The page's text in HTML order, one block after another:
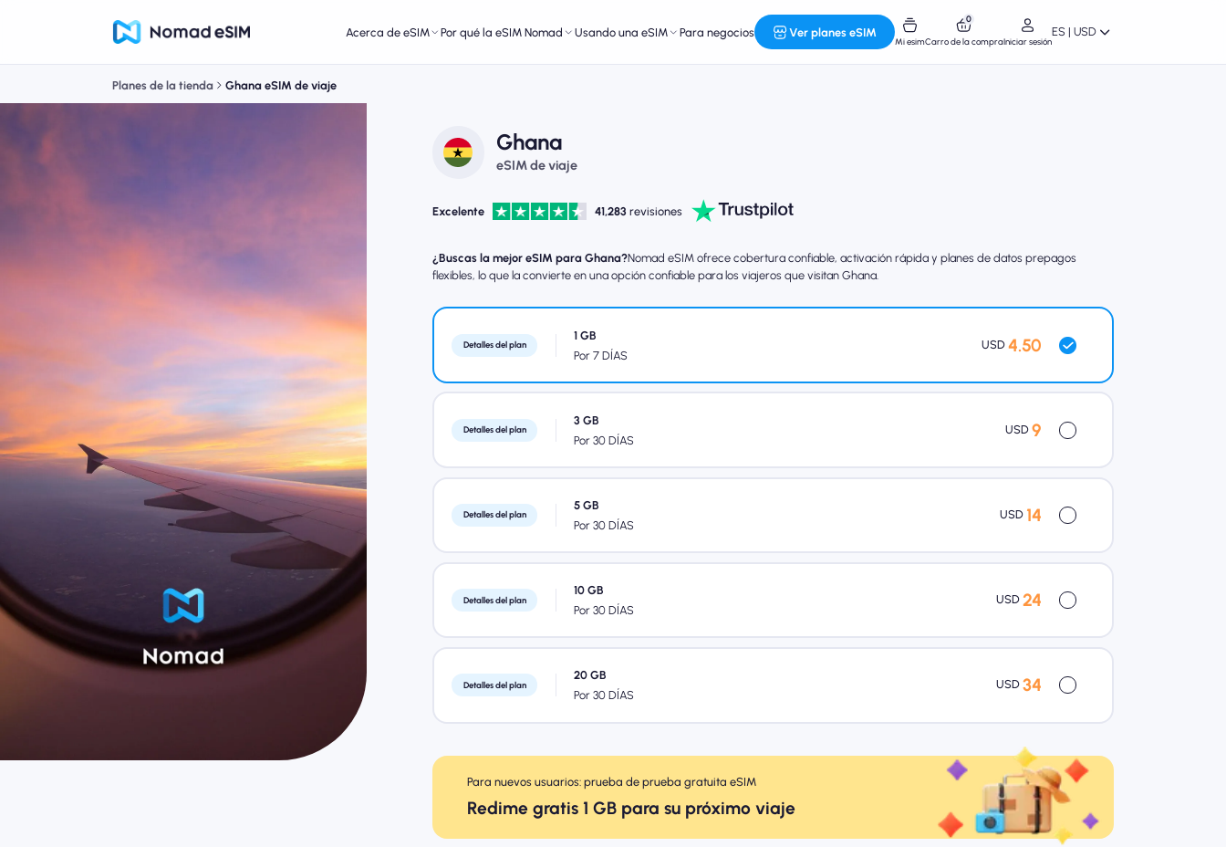
Acerca de eSIM Por qué la eSIM Nomad Usando una eSIM Para negocios Ver planes eSIM
Mi esim
0
Carro de la compraIniciar sesión
ES | USD
Planes de la tienda Ghana eSIM de viaje
Ghana
eSIM de viaje
Excelente 41,283 revisiones
¿Buscas la mejor eSIM para Ghana?Nomad eSIM ofrece cobertura confiable, activación rápida y planes de datos prepagos
flexibles, lo que la convierte en una opción confiable para los viajeros que visitan Ghana.
Detalles del plan
1 GB
Por 7 DÍAS
USD 4.50
Detalles del plan
3 GB
Por 30 DÍAS
USD 9
Detalles del plan
5 GB
Por 30 DÍAS
USD 14
Detalles del plan
10 GB
Por 30 DÍAS
USD 24
Detalles del plan
20 GB
Por 30 DÍAS
USD 34
Para nuevos usuarios: prueba de prueba gratuita eSIM
Redime gratis 1 GB para su próximo viaje